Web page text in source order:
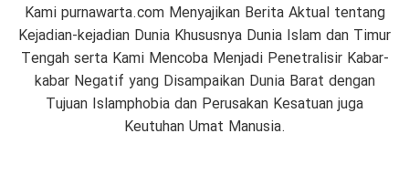
Kami purnawarta.com Menyajikan Berita Aktual tentang
Kejadian-kejadian Dunia Khususnya Dunia Islam dan Timur
Tengah serta Kami Mencoba Menjadi Penetralisir Kabar-
kabar Negatif yang Disampaikan Dunia Barat dengan
Tujuan Islamphobia dan Perusakan Kesatuan juga
Keutuhan Umat Manusia.